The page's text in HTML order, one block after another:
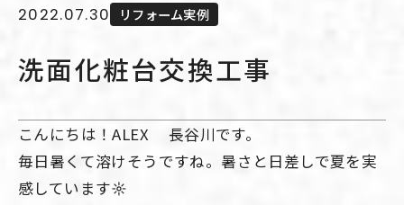
2022.07.30 リフォーム実例
洗面化粧台交換工事
こんにちは！ALEX 長谷川です。
毎日暑くて溶けそうですね。暑さと日差しで夏を実
感しています☼